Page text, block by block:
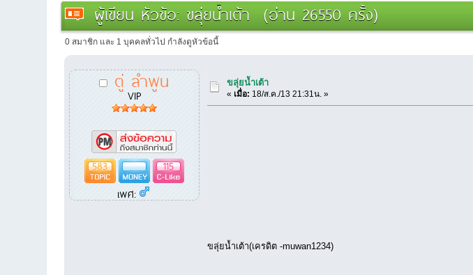
ผู้เขียน หัวข้อ: ขลุ่ยน้ำเต้า (อ่าน 26550 ครั้ง)
0 สมาชิก และ 1 บุคคลทั่วไป กำลังดูหัวข้อนี้
ตู่ ลำพูน
VIP
583
115
เพศ:
ขลุ่ยน้ำเต้า
« เมื่อ: 18/ส.ค./13 21:31น. »
ขลุ่ยน้ำเต้า(เครดิต -muwan1234)